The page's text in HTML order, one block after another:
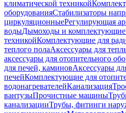
климатической техникой
оборудованияСтабилизаторы
циркуляционныеРегулирующая
водыДымоходы и комплектующие
техникойКомплектующие для
теплого полаАксессуары для
аксессуары для отопительного
для печей, каминовАксессуары
печейКомплектующие для
водонагревателейКанализация
вантузыПрочистные машины
канализацииТрубы, фитинги